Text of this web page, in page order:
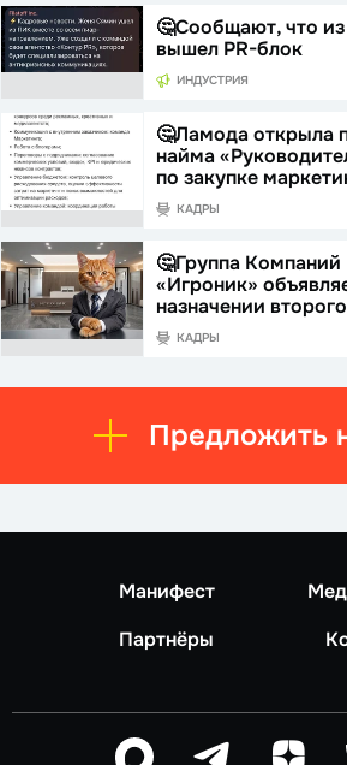
🤔Сообщают, что
вышел PR-блок
ИНДУСТРИЯ
🤔Ламода открыла
найма
по закупке
КАДРЫ
🤔Группа Компаний
«Игроник»
назначении
КАДРЫ
Предложить
Манифест
Партнёры